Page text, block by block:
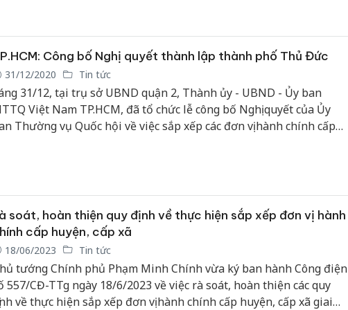
Công bố Nghị quyết thành lập thành phố Thủ Đức
31/12/2020 Tin tức
31/12, tại trụ sở UBND quận 2, Thành ủy - UBND - Ủy ban
Việt Nam TP.HCM, đã tổ chức lễ công bố Nghị quyết của Ủy
Thường vụ Quốc hội về việc sắp xếp các đơn vị hành chính cấp
soát, hoàn thiện quy định về thực hiện sắp xếp đơn vị hành
cấp huyện, cấp xã
18/06/2023 Tin tức
tướng Chính phủ Phạm Minh Chính vừa ký ban hành Công điện
557/CĐ-TTg ngày 18/6/2023 về việc rà soát, hoàn thiện các quy
về thực hiện sắp xếp đơn vị hành chính cấp huyện, cấp xã giai